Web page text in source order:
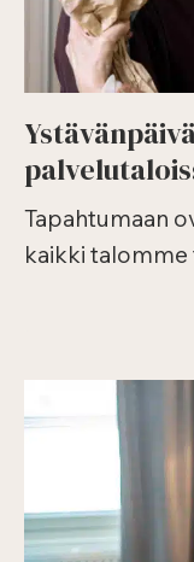
Tapahtumaan
kaikki talomme